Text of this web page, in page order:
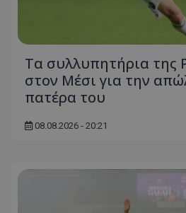
Τα συλλυπητήρια της
στον Μέσι για την
πατέρα του
08.08.2026 - 20:21